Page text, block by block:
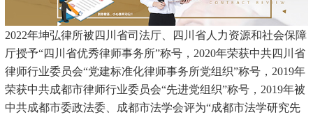
2022年坤弘律所被四川省司法厅、四川省人力资源和社会保障
厅授予“四川省优秀律师事务所”称号，2020年荣获中共四川省
律师行业委员会“党建标准化律师事务所党组织”称号，2019年
荣获中共成都市律师行业委员会“先进党组织”称号，2019年被
中共成都市委政法委、成都市法学会评为“成都市法学研究先